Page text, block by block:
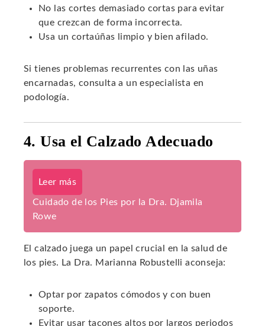
No las cortes demasiado cortas para evitar
que crezcan de forma incorrecta.
Usa un cortaúñas limpio y bien afilado.
Si tienes problemas recurrentes con las uñas
encarnadas, consulta a un especialista en
podología.
4. Usa el Calzado Adecuado
Leer más
Cuidado de los Pies por la Dra. Djamila
Rowe
El calzado juega un papel crucial en la salud de
los pies. La Dra. Marianna Robustelli aconseja:
Optar por zapatos cómodos y con buen
soporte.
Evitar usar tacones altos por largos periodos